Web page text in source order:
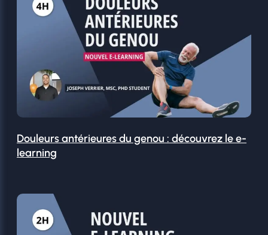
Douleurs antérieures du genou : découvrez le e-
learning